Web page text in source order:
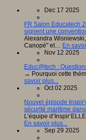
Dec 17 2025
FR Salon Educatech
signent une
Alexandra
Canopé" et… En
Nov 12 2025
Educ@tech :
→ Pourquoi cette
savoir plus...
Oct 02 2025
Nouvel épisode
sécurité maritime
L’équipe
En savoir plus...
Sep 29 2025